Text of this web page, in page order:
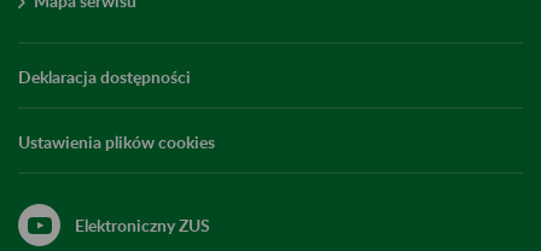
Deklaracja dostępności
Ustawienia plików cookies
Elektroniczny ZUS